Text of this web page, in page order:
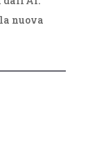
nuova